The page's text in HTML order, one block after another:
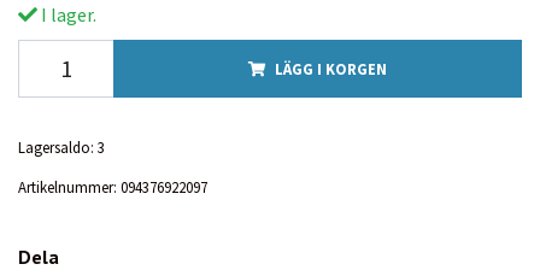
I lager.
LÄGG I KORGEN
Lagersaldo: 3
Artikelnummer: 094376922097
Dela